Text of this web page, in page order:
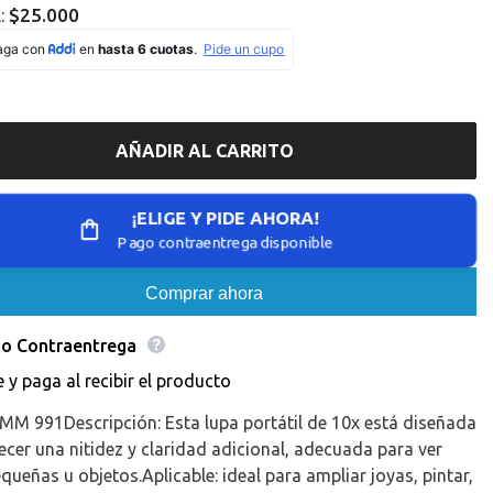
Missing
interpolation
value
&quot;producto&quot;
cantidad
$25.000
AÑADIR AL CARRITO
¡ELIGE Y PIDE AHORA!
Pago contraentrega disponible
Comprar ahora
Contraentrega
y paga al recibir el producto
991Descripción: Esta lupa portátil de 10x está diseñada
una nitidez y claridad adicional, adecuada para ver
u objetos.Aplicable: ideal para ampliar joyas, pintar,